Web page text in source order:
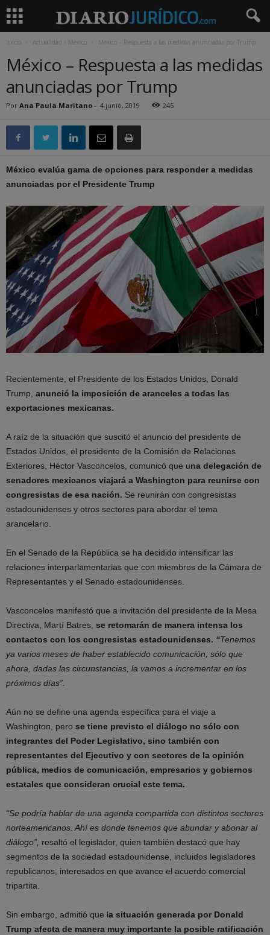
Inicio Actualidad / México México – Respuesta a las medidas anunciadas por Trump
México – Respuesta a las medidas
anunciadas por Trump
Por Ana Paula Maritano - 4 junio, 2019 245
México evalúa gama de opciones para responder a medidas
anunciadas por el Presidente Trump
Recientemente, el Presidente de los Estados Unidos, Donald
Trump, anunció la imposición de aranceles a todas las
exportaciones mexicanas.
A raíz de la situación que suscitó el anuncio del presidente de
Estados Unidos, el presidente de la Comisión de Relaciones
Exteriores, Héctor Vasconcelos, comunicó que una delegación de
senadores mexicanos viajará a Washington para reunirse con
congresistas de esa nación. Se reunirán con congresistas
estadounidenses y otros sectores para abordar el tema
arancelario.
En el Senado de la República se ha decidido intensificar las
relaciones interparlamentarias que con miembros de la Cámara de
Representantes y el Senado estadounidenses.
Vasconcelos manifestó que a invitación del presidente de la Mesa
Directiva, Martí Batres, se retomarán de manera intensa los
contactos con los congresistas estadounidenses. “Tenemos
ya varios meses de haber establecido comunicación, sólo que
ahora, dadas las circunstancias, la vamos a incrementar en los
próximos días”.
Aún no se define una agenda específica para el viaje a
Washington, pero se tiene previsto el diálogo no sólo con
integrantes del Poder Legislativo, sino también con
representantes del Ejecutivo y con sectores de la opinión
pública, medios de comunicación, empresarios y gobiernos
estatales que consideran crucial este tema.
“Se podría hablar de una agenda compartida con distintos sectores
norteamericanos. Ahí es donde tenemos que abundar y abonar al
diálogo”, resaltó el legislador, quien también destacó que hay
segmentos de la sociedad estadounidense, incluidos legisladores
republicanos, interesados en que avance el acuerdo comercial
tripartita.
Sin embargo, admitió que la situación generada por Donald
Trump afecta de manera muy importante la posible ratificación